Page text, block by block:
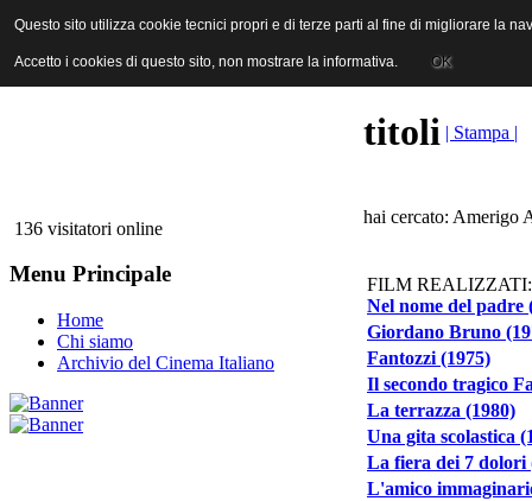
ANICA | Associazione Nazionale Industrie Cinematografiche
136 visitatori online
Menu Principale
Home
Chi siamo
Archivio del Cinema Italiano
titoli | Stampa |
hai cercato: Amerigo
FILM REALIZZATI:
Nel nome del padre
Giordano Bruno
Fantozzi (1975)
Il secondo tragico
La terrazza (1980)
Una gita scolastica
La fiera dei 7 dolori
L'amico
Questo sito utilizza cookie tecnici propri e di terze parti al fine di migliorare la
Accetto i cookies di questo sito, non mostrare la informativa. OK
Questo sito utilizza cookie tecnici propri e di terze parti al fine di migliorare la
Accetto i cookies di questo sito, non mostrare la informativa. OK